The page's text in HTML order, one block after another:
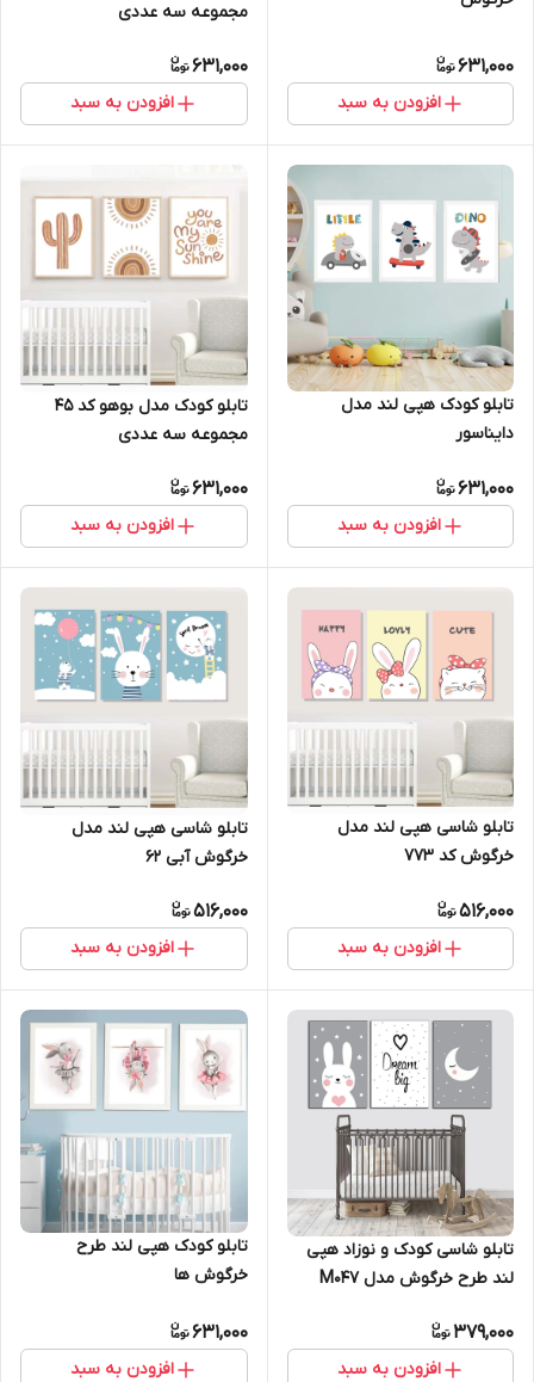
631,000
افزودن به سبد
مجموعه سه عددی
631,000
افزودن به سبد
تابلو کودک هپی لند مدل
دایناسور
631,000
افزودن به سبد
تابلو کودک مدل بوهو کد 45
مجموعه سه عددی
631,000
افزودن به سبد
تابلو شاسی هپی لند مدل
خرگوش کد 773
516,000
افزودن به سبد
تابلو شاسی هپی لند مدل
خرگوش آبی 62
516,000
افزودن به سبد
تابلو شاسی کودک و نوزاد هپی
لند طرح خرگوش مدل M047
379,000
افزودن به سبد
تابلو کودک هپی لند طرح
خرگوش ها
631,000
افزودن به سبد